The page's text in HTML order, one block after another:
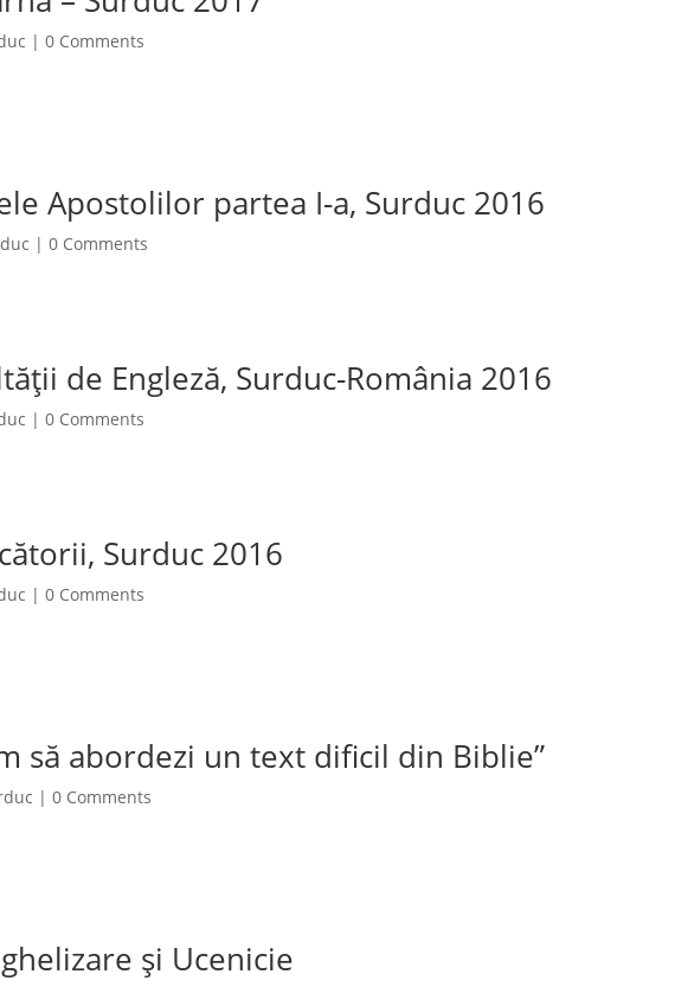
| 0 Comments
Apostolilor partea I-a, Surduc 2016
| 0 Comments
de Engleză, Surduc-România 2016
| 0 Comments
Surduc 2016
| 0 Comments
să abordezi un text dificil din Biblie”
| 0 Comments
și Ucenicie